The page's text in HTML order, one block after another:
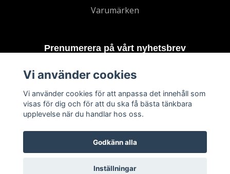
Varumärken
Prenumerera på vårt nyhetsbrev
Vi använder cookies
Vi använder cookies för att anpassa det innehåll som
visas för dig och för att du ska få bästa tänkbara
upplevelse när du handlar hos oss.
Godkänn alla
Inställningar